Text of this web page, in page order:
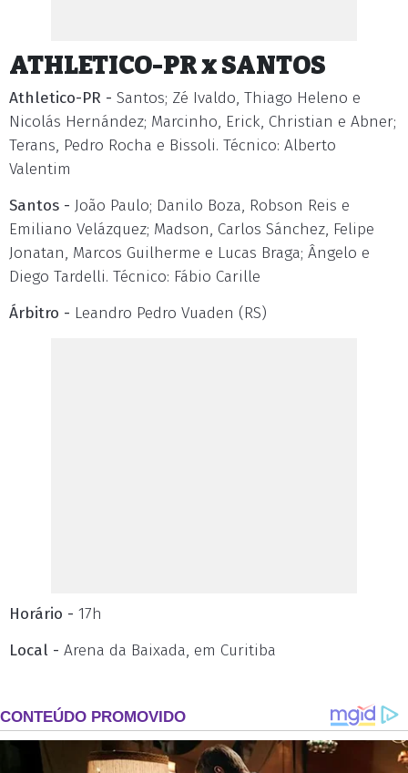
ATHLETICO-PR x SANTOS
Athletico-PR - Santos; Zé Ivaldo, Thiago Heleno e
Nicolás Hernández; Marcinho, Erick, Christian e Abner;
Terans, Pedro Rocha e Bissoli. Técnico: Alberto
Valentim
Santos - João Paulo; Danilo Boza, Robson Reis e
Emiliano Velázquez; Madson, Carlos Sánchez, Felipe
Jonatan, Marcos Guilherme e Lucas Braga; Ângelo e
Diego Tardelli. Técnico: Fábio Carille
Árbitro - Leandro Pedro Vuaden (RS)
Horário - 17h
Local - Arena da Baixada, em Curitiba